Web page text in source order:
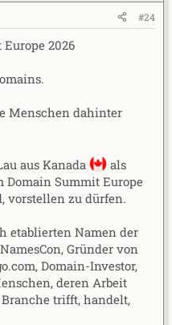
#24
2026
Menschen dahinter
aus Kanada
als
Summit Europe
vorstellen zu dürfen.
etablierten Namen der
Gründer von
Domain-Investor,
deren Arbeit
trifft, handelt,